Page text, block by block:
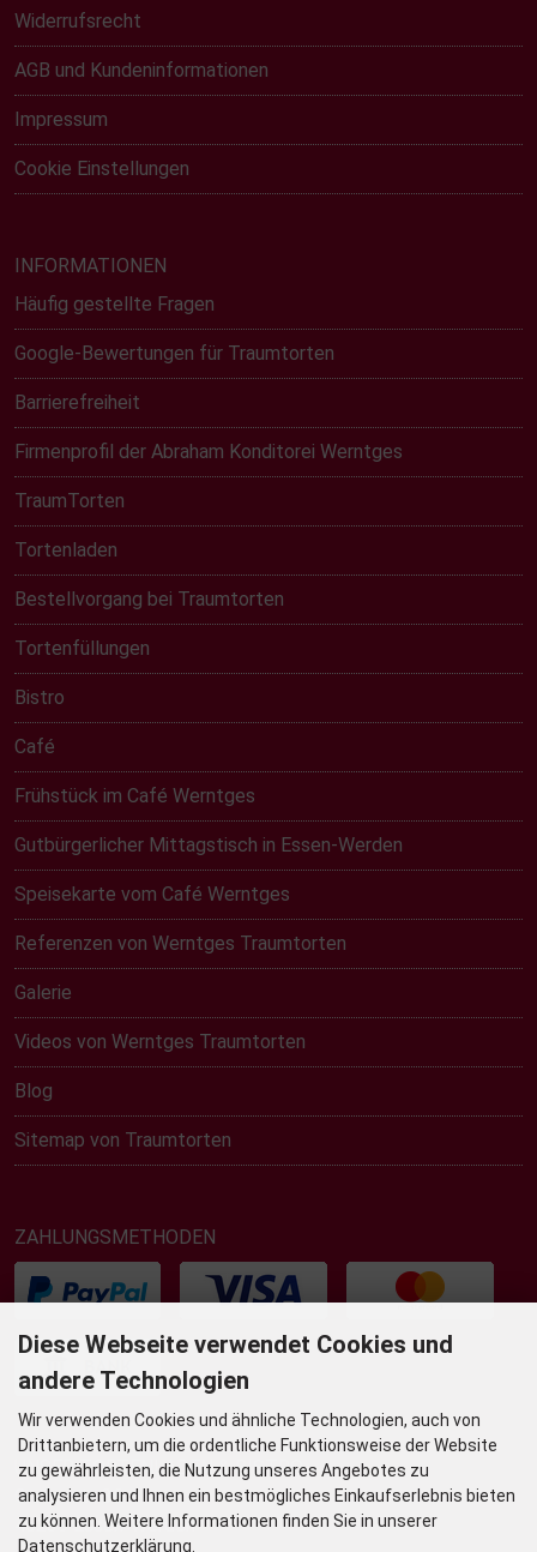
Widerrufsrecht
AGB und Kundeninformationen
Impressum
Cookie Einstellungen
INFORMATIONEN
Häufig gestellte Fragen
Google-Bewertungen für Traumtorten
Barrierefreiheit
Firmenprofil der Abraham Konditorei Werntges
TraumTorten
Tortenladen
Bestellvorgang bei Traumtorten
Tortenfüllungen
Bistro
Café
Frühstück im Café Werntges
Gutbürgerlicher Mittagstisch in Essen-Werden
Speisekarte vom Café Werntges
Referenzen von Werntges Traumtorten
Galerie
Videos von Werntges Traumtorten
Blog
Sitemap von Traumtorten
ZAHLUNGSMETHODEN
UNSER TORTENLADEN & BISTRO
Grafenstr. 36
45239 Essen-Werden
Diese Webseite verwendet Cookies und
andere Technologien
Wir verwenden Cookies und ähnliche Technologien, auch von
Drittanbietern, um die ordentliche Funktionsweise der Website
zu gewährleisten, die Nutzung unseres Angebotes zu
analysieren und Ihnen ein bestmögliches Einkaufserlebnis bieten
zu können. Weitere Informationen finden Sie in unserer
Datenschutzerklärung.